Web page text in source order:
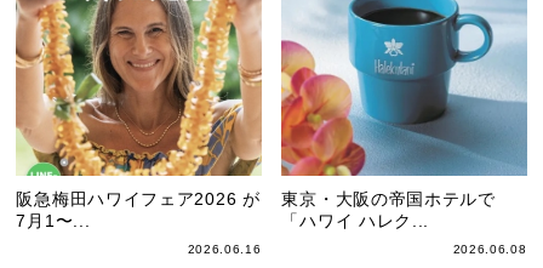
阪急梅田ハワイフェア2026 が
7月1〜...
2026.06.16
東京・大阪の帝国ホテルで
「ハワイ ハレク...
2026.06.08